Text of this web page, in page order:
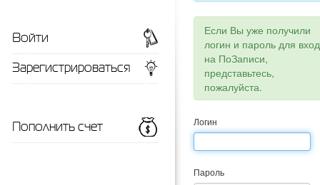
Если Вы уже получили
логин и пароль для
на ПоЗаписи,
представьтесь,
пожалуйста.
Логин
Пароль
Войти
Зарегистрироваться
Пополнить счет